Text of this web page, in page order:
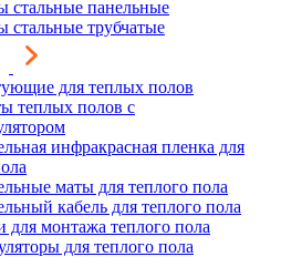
стальные панельные
стальные трубчатые
для теплых полов
теплых полов с
инфракрасная пленка для
маты для теплого пола
кабель для теплого пола
монтажа теплого пола
для теплого пола